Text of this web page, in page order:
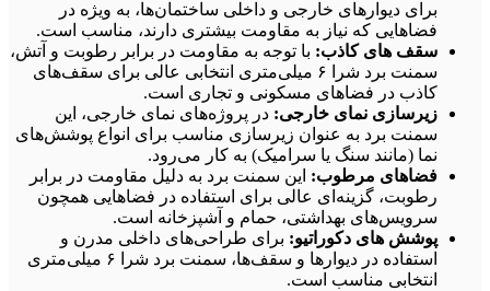
برای دیوارهای خارجی و داخلی ساختمان‌ها، به ویژه در
فضاهایی که نیاز به مقاومت بیشتری دارند، مناسب است.
سقف‌ های کاذب: با توجه به مقاومت در برابر رطوبت و آتش،
سمنت برد شرا ۶ میلی‌متری انتخابی عالی برای سقف‌های
کاذب در فضاهای مسکونی و تجاری است.
زیرسازی نمای خارجی: در پروژه‌های نمای خارجی، این
سمنت برد به عنوان زیرسازی مناسب برای انواع پوشش‌های
نما (مانند سنگ یا سرامیک) به کار می‌رود.
فضاهای مرطوب: این سمنت برد به دلیل مقاومت در برابر
رطوبت، گزینه‌ای عالی برای استفاده در فضاهایی همچون
سرویس‌های بهداشتی، حمام و آشپزخانه است.
پوشش‌ های دکوراتیو: برای طراحی‌های داخلی مدرن و
استفاده در دیوارها و سقف‌ها، سمنت برد شرا ۶ میلی‌متری
انتخابی مناسب است.